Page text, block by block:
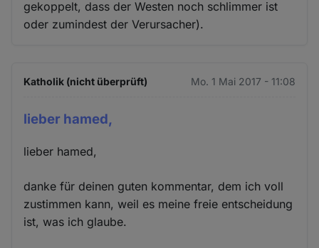
gekoppelt, dass der Westen noch schlimmer ist
oder zumindest der Verursacher).
Katholik (nicht überprüft) Mo. 1 Mai 2017 - 11:08
lieber hamed,
lieber hamed,
danke für deinen guten kommentar, dem ich voll
zustimmen kann, weil es meine freie entscheidung
ist, was ich glaube.